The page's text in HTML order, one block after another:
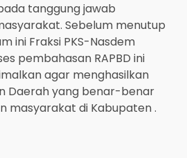
tanggung jawab
Sebelum menutup
ini Fraksi PKS-Nasdem
pembahasan RAPBD ini
agar menghasilkan
Daerah yang benar-benar
masyarakat di Kabupaten .